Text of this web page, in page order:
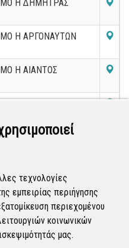
τεχνολογίες
εμπειρίας περιήγησης
περιεχομένου
κοινωνικών
μας.
Η ΔΗΜΗΤΡΑΣ
Η ΑΡΓΟΝΑΥΤΩΝ
Η ΑΙΑΝΤΟΣ
ΑΙΟΛΙΑΣ ΜΕ ΜΙΚΡΑΣ
ΑΓΙΟΥ ΒΑΣΙΛΕΙΟΥ -
7 8 9 10
61-80από36.200